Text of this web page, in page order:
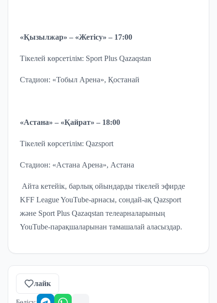
«Қызылжар» – «Жетісу» – 17:00
Тікелей көрсетілім: Sport Plus Qazaqstan
Стадион: «Тобыл Арена», Қостанай
«Астана» – «Қайрат» – 18:00
Тікелей көрсетілім: Qazsport
Стадион: «Астана Арена», Астана
Айта кетейік, барлық ойындарды тікелей эфирде
KFF League YouTube-арнасы, сондай-ақ Qazsport
және Sport Plus Qazaqstan телеарналарының
YouTube-парақшаларынан тамашалай аласыздар.
лайк